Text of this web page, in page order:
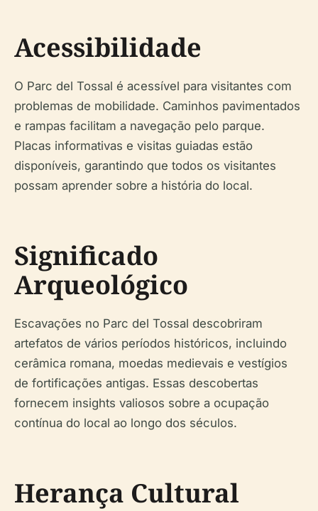
Acessibilidade
O Parc del Tossal é acessível para visitantes com
problemas de mobilidade. Caminhos pavimentados
e rampas facilitam a navegação pelo parque.
Placas informativas e visitas guiadas estão
disponíveis, garantindo que todos os visitantes
possam aprender sobre a história do local.
Significado
Arqueológico
Escavações no Parc del Tossal descobriram
artefatos de vários períodos históricos, incluindo
cerâmica romana, moedas medievais e vestígios
de fortificações antigas. Essas descobertas
fornecem insights valiosos sobre a ocupação
contínua do local ao longo dos séculos.
Herança Cultural